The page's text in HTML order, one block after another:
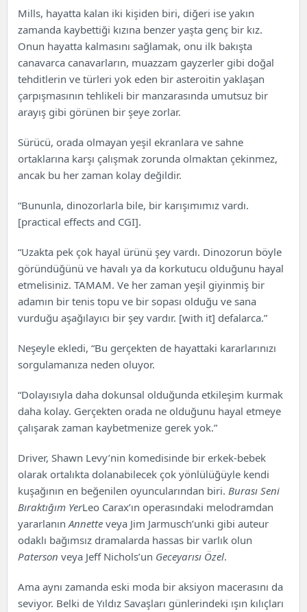
Mills, hayatta kalan iki kişiden biri, diğeri ise yakın
zamanda kaybettiği kızına benzer yaşta genç bir kız.
Onun hayatta kalmasını sağlamak, onu ilk bakışta
canavarca canavarların, muazzam gayzerler gibi doğal
tehditlerin ve türleri yok eden bir asteroitin yaklaşan
çarpışmasının tehlikeli bir manzarasında umutsuz bir
arayış gibi görünen bir şeye zorlar.
Sürücü, orada olmayan yeşil ekranlara ve sahne
ortaklarına karşı çalışmak zorunda olmaktan çekinmez,
ancak bu her zaman kolay değildir.
“Bununla, dinozorlarla bile, bir karışımımız vardı.
[practical effects and CGI].
“Uzakta pek çok hayal ürünü şey vardı. Dinozorun böyle
göründüğünü ve havalı ya da korkutucu olduğunu hayal
etmelisiniz. TAMAM. Ve her zaman yeşil giyinmiş bir
adamın bir tenis topu ve bir sopası olduğu ve sana
vurduğu aşağılayıcı bir şey vardır. [with it] defalarca.”
Neşeyle ekledi, “Bu gerçekten de hayattaki kararlarınızı
sorgulamanıza neden oluyor.
“Dolayısıyla daha dokunsal olduğunda etkileşim kurmak
daha kolay. Gerçekten orada ne olduğunu hayal etmeye
çalışarak zaman kaybetmenize gerek yok.”
Driver, Shawn Levy’nin komedisinde bir erkek-bebek
olarak ortalıkta dolanabilecek çok yönlülüğüyle kendi
kuşağının en beğenilen oyuncularından biri. Burası Seni
Bıraktığım YerLeo Carax’ın operasındaki melodramdan
yararlanınAnnette veya Jim Jarmusch’unki gibi auteur
odaklı bağımsız dramalarda hassas bir varlık olun
Paterson veya Jeff Nichols’un Geceyarısı Özel.
Ama aynı zamanda eski moda bir aksiyon macerasını da
seviyor. Belki de Yıldız Savaşları günlerindeki ışın kılıçları